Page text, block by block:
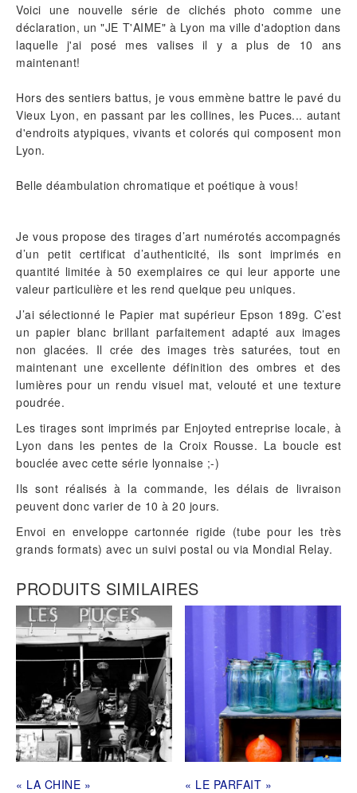
Voici une nouvelle série de clichés photo comme une
déclaration, un "JE T'AIME" à Lyon ma ville d'adoption dans
laquelle j'ai posé mes valises il y a plus de 10 ans
maintenant!
Hors des sentiers battus, je vous emmène battre le pavé du
Vieux Lyon, en passant par les collines, les Puces... autant
d'endroits atypiques, vivants et colorés qui composent mon
Lyon.
Belle déambulation chromatique et poétique à vous!
Je vous propose des tirages d’art numérotés accompagnés
d’un petit certificat d’authenticité, ils sont imprimés en
quantité limitée à 50 exemplaires ce qui leur apporte une
valeur particulière et les rend quelque peu uniques.
J’ai sélectionné le Papier mat supérieur Epson 189g. C’est
un papier blanc brillant parfaitement adapté aux images
non glacées. Il crée des images très saturées, tout en
maintenant une excellente définition des ombres et des
lumières pour un rendu visuel mat, velouté et une texture
poudrée.
Les tirages sont imprimés par Enjoyted entreprise locale, à
Lyon dans les pentes de la Croix Rousse. La boucle est
bouclée avec cette série lyonnaise ;-)
Ils sont réalisés à la commande, les délais de livraison
peuvent donc varier de 10 à 20 jours.
Envoi en enveloppe cartonnée rigide (tube pour les très
grands formats) avec un suivi postal ou via Mondial Relay.
PRODUITS SIMILAIRES
« LA CHINE » « LE PARFAIT »